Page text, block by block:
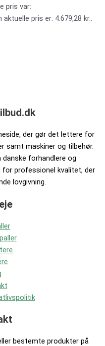
pris var:
aktuelle pris er: 4.679,28 kr..
der gør det lettere for
samt maskiner og tilbehør.
forhandlere og
for professionel kvalitet, der
lovgivning.
bestemte produkter på